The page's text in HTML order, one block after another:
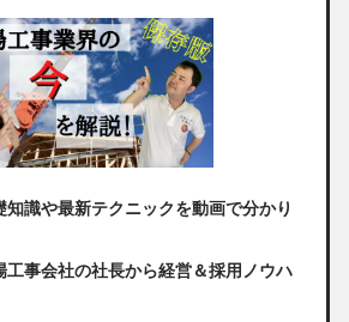
知識や最新テクニックを動画で分かり
工事会社の社長から経営＆採用ノウハ